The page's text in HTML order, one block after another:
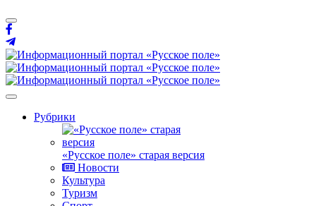
Рубрики
«Русское поле» старая версия
Новости
Культура
Туризм